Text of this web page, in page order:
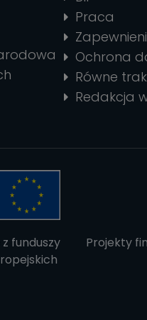
Praca
Ochrona
Równe
Redakcja
funduszy
Projekty